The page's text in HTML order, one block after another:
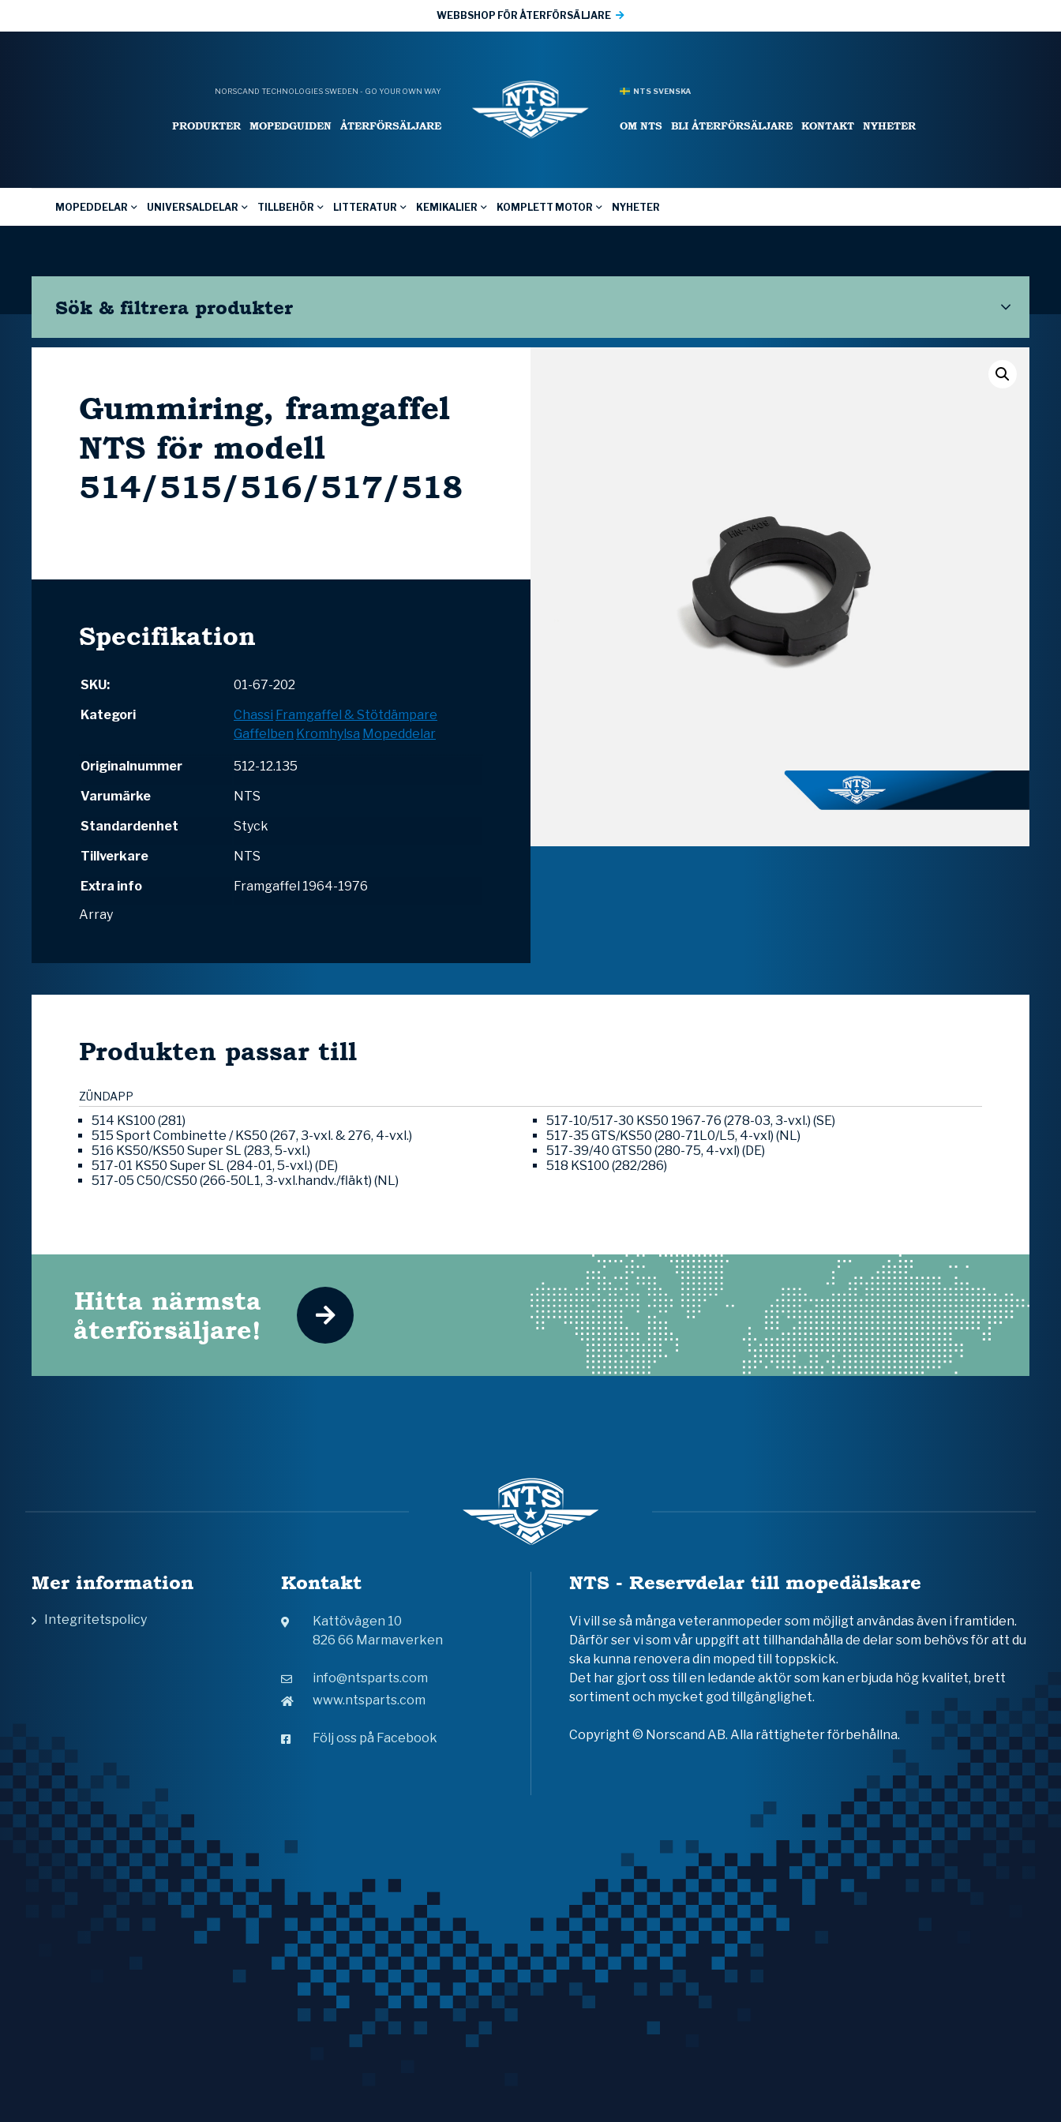
WEBBSHOP FÖR ÅTERFÖRSÄLJARE
NORSCAND TECHNOLOGIES SWEDEN - GO YOUR OWN WAY
PRODUKTER MOPEDGUIDEN ÅTERFÖRSÄLJARE
NTS SVENSKA
OM NTS BLI ÅTERFÖRSÄLJARE KONTAKT NYHETER
MOPEDDELAR UNIVERSALDELAR TILLBEHÖR LITTERATUR KEMIKALIER KOMPLETT MOTOR NYHETER
Sök & filtrera produkter
Gummiring, framgaffel
NTS för modell
514/515/516/517/518
Specifikation
SKU:
01-67-202
Kategori
Chassi Framgaffel & Stötdämpare
Gaffelben Kromhylsa Mopeddelar
Originalnummer
512-12.135
Varumärke
NTS
Standardenhet
Styck
Tillverkare
NTS
Extra info
Framgaffel 1964-1976
Array
Produkten passar till
ZÜNDAPP
514 KS100 (281)
515 Sport Combinette / KS50 (267, 3-vxl. & 276, 4-vxl.)
516 KS50/KS50 Super SL (283, 5-vxl.)
517-01 KS50 Super SL (284-01, 5-vxl.) (DE)
517-05 C50/CS50 (266-50L1, 3-vxl.handv./fläkt) (NL)
517-10/517-30 KS50 1967-76 (278-03, 3-vxl.) (SE)
517-35 GTS/KS50 (280-71L0/L5, 4-vxl) (NL)
517-39/40 GTS50 (280-75, 4-vxl) (DE)
518 KS100 (282/286)
Hitta närmsta
återförsäljare!
Mer information
Integritetspolicy
Kontakt
Kattövägen 10
826 66 Marmaverken
info@ntsparts.com
www.ntsparts.com
Följ oss på Facebook
NTS - Reservdelar till mopedälskare
Vi vill se så många veteranmopeder som möjligt användas även i framtiden.
Därför ser vi som vår uppgift att tillhandahålla de delar som behövs för att du
ska kunna renovera din moped till toppskick.
Det har gjort oss till en ledande aktör som kan erbjuda hög kvalitet, brett
sortiment och mycket god tillgänglighet.
Copyright © Norscand AB. Alla rättigheter förbehållna.